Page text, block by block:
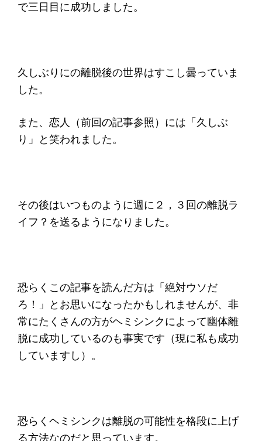
で三日目に成功しました。
久しぶりにの離脱後の世界はすこし曇っていま
した。
また、恋人（前回の記事参照）には「久しぶ
り」と笑われました。
その後はいつものように週に２，３回の離脱ラ
イフ？を送るようになりました。
恐らくこの記事を読んだ方は「絶対ウソだ
ろ！」とお思いになったかもしれませんが、非
常にたくさんの方がヘミシンクによって幽体離
脱に成功しているのも事実です（現に私も成功
していますし）。
恐らくヘミシンクは離脱の可能性を格段に上げ
る方法なのだと思っています。